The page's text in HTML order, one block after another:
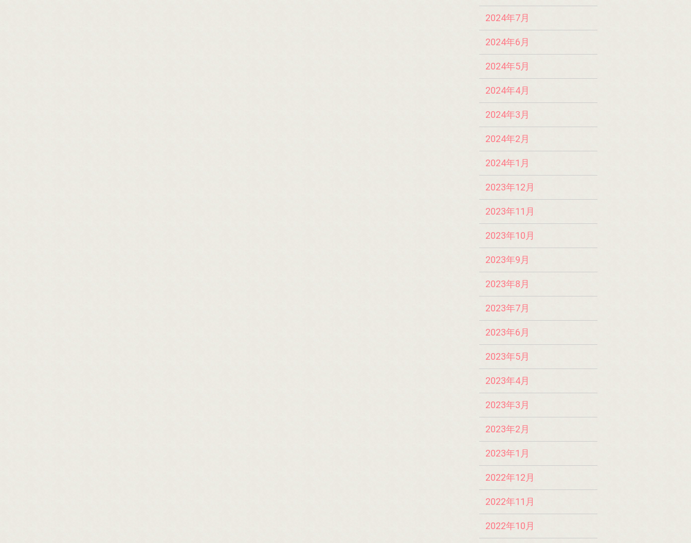
2024年7月
2024年6月
2024年5月
2024年4月
2024年3月
2024年2月
2024年1月
2023年12月
2023年11月
2023年10月
2023年9月
2023年8月
2023年7月
2023年6月
2023年5月
2023年4月
2023年3月
2023年2月
2023年1月
2022年12月
2022年11月
2022年10月